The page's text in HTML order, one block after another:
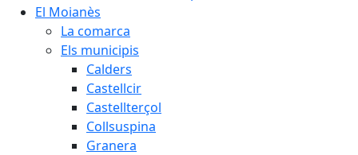
El Moianès
La comarca
Els municipis
Calders
Castellcir
Castellterçol
Collsuspina
Granera